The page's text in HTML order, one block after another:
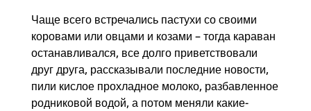
Чаще всего встречались пастухи со своими
коровами или овцами и козами – тогда караван
останавливался, все долго приветствовали
друг друга, рассказывали последние новости,
пили кислое прохладное молоко, разбавленное
родниковой водой, а потом меняли какие-